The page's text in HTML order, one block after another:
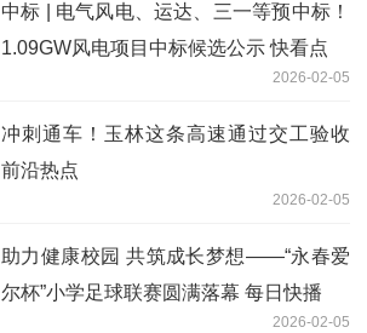
中标 | 电气风电、运达、三一等预中标！
1.09GW风电项目中标候选公示 快看点
2026-02-05
冲刺通车！玉林这条高速通过交工验收
前沿热点
2026-02-05
助力健康校园 共筑成长梦想——“永春爱
尔杯”小学足球联赛圆满落幕 每日快播
2026-02-05